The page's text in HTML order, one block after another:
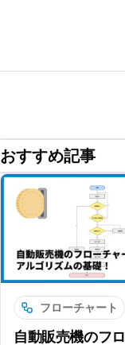
おすすめ記事
フローチャート
自動販売機のフ